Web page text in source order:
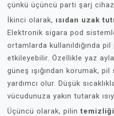
çünkü üçüncü parti şarj
İkinci olarak, ısıdan uzak
Elektronik sigara pod
ortamlarda kullanıldığında
etkileyebilir. Özellikle yaz
güneş ışığından korumak, pil
yardımcı olur. Düşük
vücudunuza yakın tutarak
Üçüncü olarak, pilin